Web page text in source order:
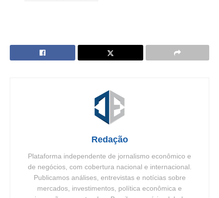
Redação
Plataforma independente de jornalismo econômico e
de negócios, com cobertura nacional e internacional.
Publicamos análises, entrevistas e notícias sobre
mercados, investimentos, política econômica e